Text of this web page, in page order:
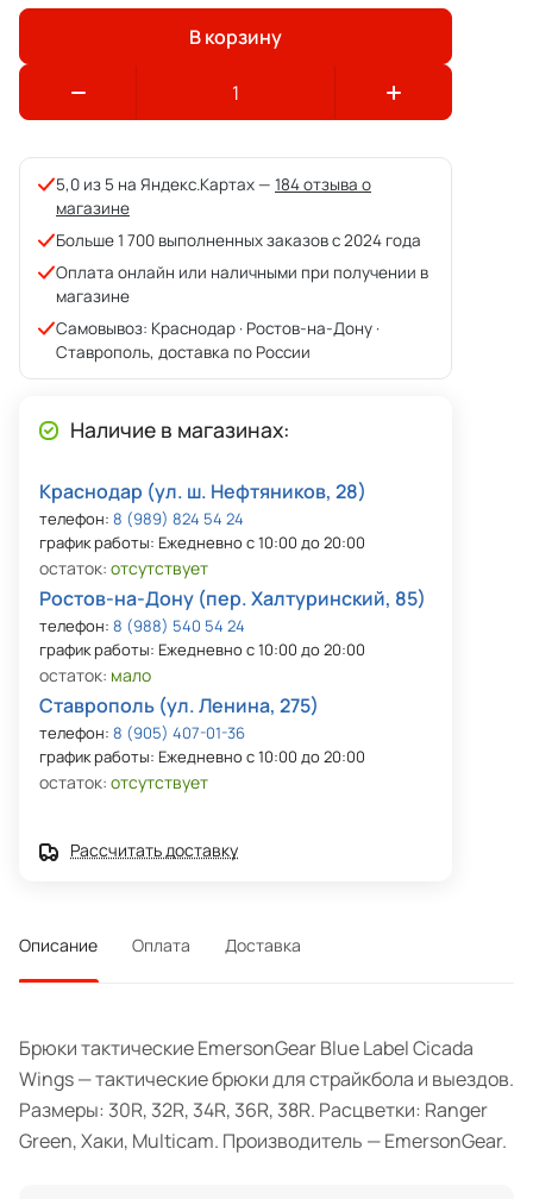
В корзину
5,0 из 5 на Яндекс.Картах — 184 отзыва о
магазине
Больше 1 700 выполненных заказов с 2024 года
Оплата онлайн или наличными при получении в
магазине
Самовывоз: Краснодар · Ростов-на-Дону ·
Ставрополь, доставка по России
Наличие в магазинах:
Краснодар (ул. ш. Нефтяников, 28)
телефон: 8 (989) 824 54 24
график работы: Ежедневно с 10:00 до 20:00
остаток: отсутствует
Ростов-на-Дону (пер. Халтуринский, 85)
телефон: 8 (988) 540 54 24
график работы: Ежедневно с 10:00 до 20:00
остаток: мало
Ставрополь (ул. Ленина, 275)
телефон: 8 (905) 407-01-36
график работы: Ежедневно с 10:00 до 20:00
остаток: отсутствует
Рассчитать доставку
Описание Оплата Доставка
Брюки тактические EmersonGear Blue Label Cicada
Wings — тактические брюки для страйкбола и выездов.
Размеры: 30R, 32R, 34R, 36R, 38R. Расцветки: Ranger
Green, Хаки, Multicam. Производитель — EmersonGear.